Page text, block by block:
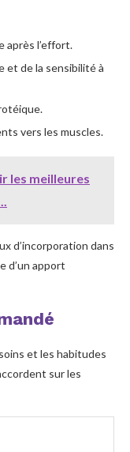
après l’effort.
et de la sensibilité à
vers les muscles.
les meilleures
d’incorporation dans
d’un apport
et les habitudes
sur les